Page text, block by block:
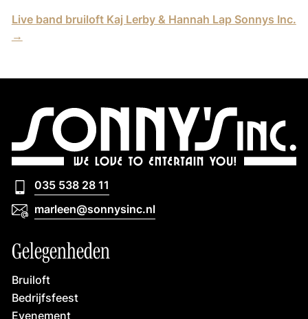
Live band bruiloft Kaj Lerby & Hannah Lap Sonnys Inc.
→
035 538 28 11
035 538 28 11
marleen@sonnysinc.nl
Gelegenheden
Bruiloft
Bedrijfsfeest
Evenement